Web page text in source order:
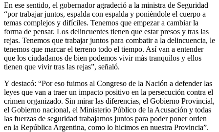
En ese sentido, el gobernador agradeció a la ministra de Seguridad
“por trabajar juntos, espalda con espalda y poniéndole el cuerpo a
temas complejos y difíciles. Tenemos que empezar a cambiar la
forma de pensar. Los delincuentes tienen que estar presos y tras las
rejas. Tenemos que trabajar juntos para combatir a la delincuencia, le
tenemos que marcar el terreno todo el tiempo. Así van a entender
que los ciudadanos de bien podemos vivir más tranquilos y ellos
tienen que vivir tras las rejas”, señaló.
Y destacó: “Por eso fuimos al Congreso de la Nación a defender las
leyes que van a traer un impacto positivo en la persecución contra el
crimen organizado. Sin mirar las diferencias, el Gobierno Provincial,
el Gobierno nacional, el Ministerio Público de la Acusación y todas
las fuerzas de seguridad trabajamos juntos para poder poner orden
en la República Argentina, como lo hicimos en nuestra Provincia”.